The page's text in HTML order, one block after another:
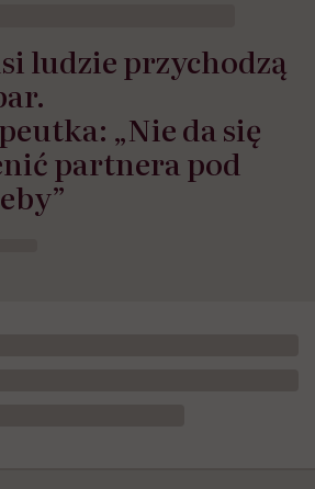
ludzie przychodzą
„Nie da się
partnera pod